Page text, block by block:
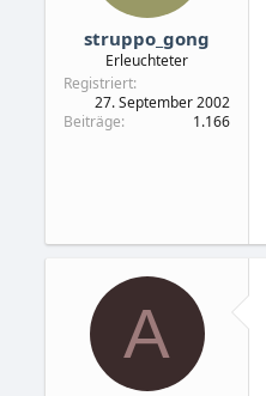
struppo_gong
Erleuchteter
Registriert
27. September 2002
Beiträge
1.166
A